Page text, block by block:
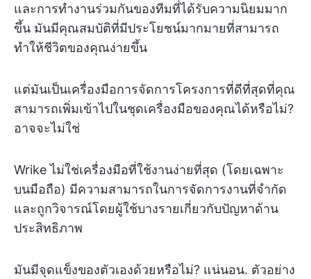
และการทำงานร่วมกันของทีมที่ได้รับความนิยมมาก
ขึ้น มันมีคุณสมบัติที่มีประโยชน์มากมายที่สามารถ
ทำให้ชีวิตของคุณง่ายขึ้น
แต่มันเป็นเครื่องมือการจัดการโครงการที่ดีที่สุดที่คุณ
สามารถเพิ่มเข้าไปในชุดเครื่องมือของคุณได้หรือไม่?
อาจจะไม่ใช่
Wrike ไม่ใช่เครื่องมือที่ใช้งานง่ายที่สุด (โดยเฉพาะ
บนมือถือ) มีความสามารถในการจัดการงานที่จำกัด
และถูกวิจารณ์โดยผู้ใช้บางรายเกี่ยวกับปัญหาด้าน
ประสิทธิภาพ
มันมีจุดแข็งของตัวเองด้วยหรือไม่? แน่นอน. ตัวอย่าง